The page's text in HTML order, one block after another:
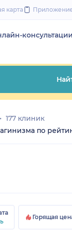
карта
консультации
177 клиник
по
Горящая